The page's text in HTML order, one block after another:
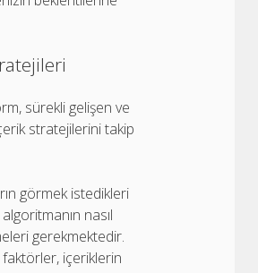
sürekli gelişen ve
stratejilerini takip
görmek istedikleri
nasıl
gerekmektedir.
faktörler, içeriklerin